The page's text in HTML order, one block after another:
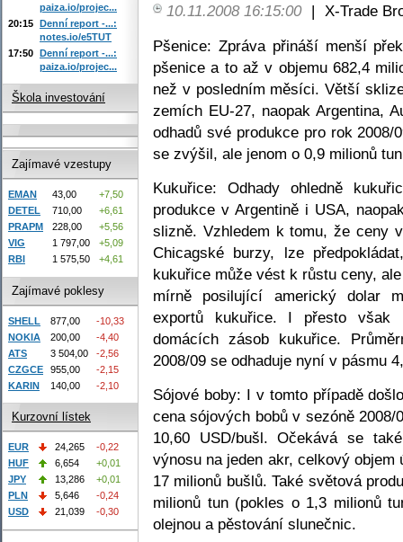
10.11.2008 16:15:00 | X-Trade
Pšenice: Zpráva přináší menší
pšenice a to až v objemu 682,4
než v posledním měsíci. Větší
zemích EU-27, naopak Argentina,
odhadů své produkce pro rok 2008/
se zvýšil, ale jenom o 0,9 milionů
Kukuřice: Odhady ohledně
produkce v Argentině i USA,
slizně. Vzhledem k tomu, že ceny
Chicagské burzy, lze
kukuřice může vést k růstu ceny,
mírně posilující americký dolar
exportů kukuřice. I přesto však
domácích zásob kukuřice.
2008/09 se odhaduje nyní v pásmu
Sójové boby: I v tomto případě
cena sójových bobů v sezóně
10,60 USD/bušl. Očekává se
výnosu na jeden akr, celkový
17 milionů bušlů. Také světová
milionů tun (pokles o 1,3 milionů
olejnou a pěstování slunečnic.
paiza.io/projec...
20:15 Denní report -...:
notes.io/e5TUT
17:50 Denní report -...:
paiza.io/projec...
Škola investování
Zajímavé vzestupy
EMAN 43,00
+7,50
DETEL
710,00
+6,61
PRAPM
228,00
+5,56
VIG
1 797,00
+5,09
RBI
1 575,50 +4,61
Zajímavé poklesy
SHELL 877,00
-10,33
NOKIA
200,00
-4,40
ATS
3 504,00
-2,56
CZGCE
955,00
-2,15
KARIN
140,00 -2,10
Kurzovní lístek
EUR 24,265
-0,22
HUF
6,654
+0,01
JPY
13,286
+0,01
PLN
5,646
-0,24
USD
21,039 -0,30